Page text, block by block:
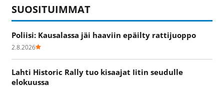
SUOSITUIMMAT
Poliisi: Kausalassa jäi haaviin epäilty rattijuoppo
2.8.2026
Lahti Historic Rally tuo kisaajat Iitin seudulle
elokuussa